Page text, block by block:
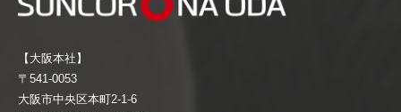
【大阪本社】
〒541-0053
大阪市中央区本町2-1-6